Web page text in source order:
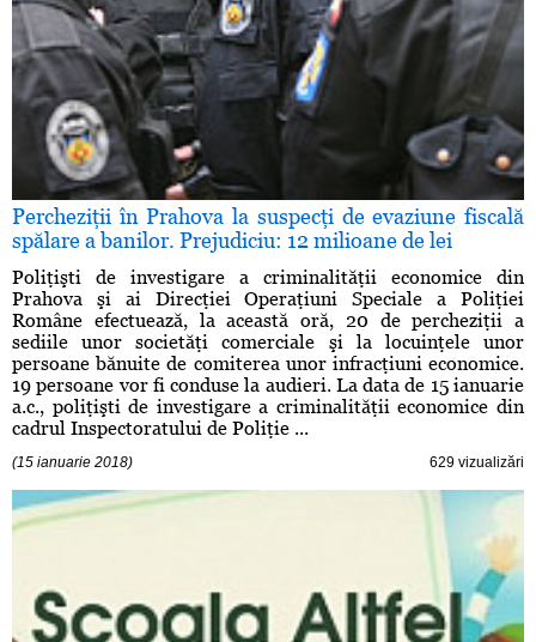
Percheziţii în Prahova la suspecţi de evaziune fiscală
spălare a banilor. Prejudiciu: 12 milioane de lei
Poliţişti de investigare a criminalităţii economice din
Prahova şi ai Direcţiei Operaţiuni Speciale a Poliţiei
Române efectuează, la această oră, 20 de percheziţii a
sediile unor societăţi comerciale şi la locuinţele unor
persoane bănuite de comiterea unor infracţiuni economice.
19 persoane vor fi conduse la audieri. La data de 15 ianuarie
a.c., poliţişti de investigare a criminalităţii economice din
cadrul Inspectoratului de Poliţie ...
(15 ianuarie 2018) 629 vizualizări